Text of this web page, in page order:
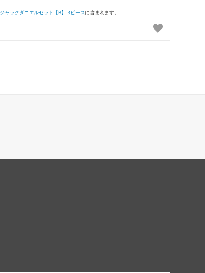
ジャックダニエルセット【B】 3ピース に含まれます。